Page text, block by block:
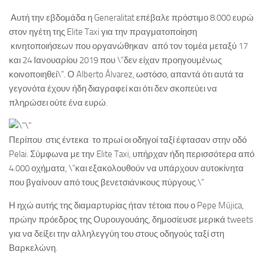
Αυτή την εβδομάδα η Generalitat επέβαλε πρόστιμο 8.000 ευρώ
στον ηγέτη της Elite Taxi για την πραγματοποίηση
κινητοποιήσεων που οργανώθηκαν από τον τομέα μεταξύ 17
και 24 Ιανουαρίου 2019 που \”δεν είχαν προηγουμένως
κοινοποιηθεί\”. Ο Alberto Álvarez, ωστόσο, απαντά ότι αυτά τα
γεγονότα έχουν ήδη διαγραφεί και ότι δεν σκοπεύει να
πληρώσει ούτε ένα ευρώ.
Περίπου στις έντεκα το πρωί οι οδηγοί ταξί έφτασαν στην οδό
Pelai. Σύμφωνα με την Elite Taxi, υπήρχαν ήδη περισσότερα από
4.000 οχήματα, \”και εξακολουθούν να υπάρχουν αυτοκίνητα
που βγαίνουν από τους βενετσιάνικους πύργους.\”
Η ηχώ αυτής της διαμαρτυρίας ήταν τέτοια που ο Pepe Mújica,
πρώην πρόεδρος της Ουρουγουάης, δημοσίευσε μερικά tweets
για να δείξει την αλληλεγγύη του στους οδηγούς ταξί στη
Βαρκελώνη.